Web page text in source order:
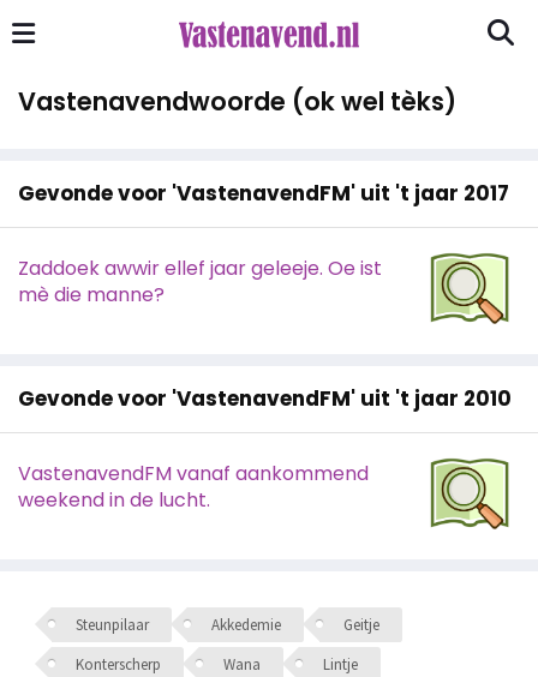
Vastenavendwoorde (ok wel tèks)
Gevonde voor 'VastenavendFM' uit 't jaar 2017
Zaddoek awwir ellef jaar geleeje. Oe ist
mè die manne?
Gevonde voor 'VastenavendFM' uit 't jaar 2010
VastenavendFM vanaf aankommend
weekend in de lucht.
Steunpilaar Akkedemie
Geitje
Konterscherp
Wana
Lintje